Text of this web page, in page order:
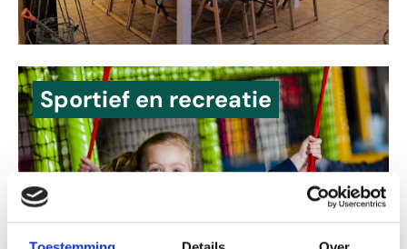
Sportief en recreatie